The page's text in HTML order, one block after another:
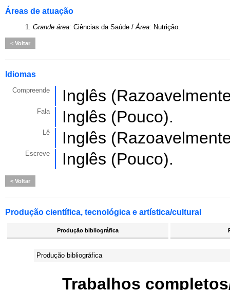
Áreas de atuação
1. Grande área: Ciências da Saúde /Área: Nutrição.
Voltar
Idiomas
Compreende Inglês
Fala Inglês (Pouco).
Lê Inglês
Escreve Inglês (Pouco).
Voltar
Produção científica, tecnológica e artística/cultural
Produção bibliográfica
Produção bibliográfica
Trabalhos